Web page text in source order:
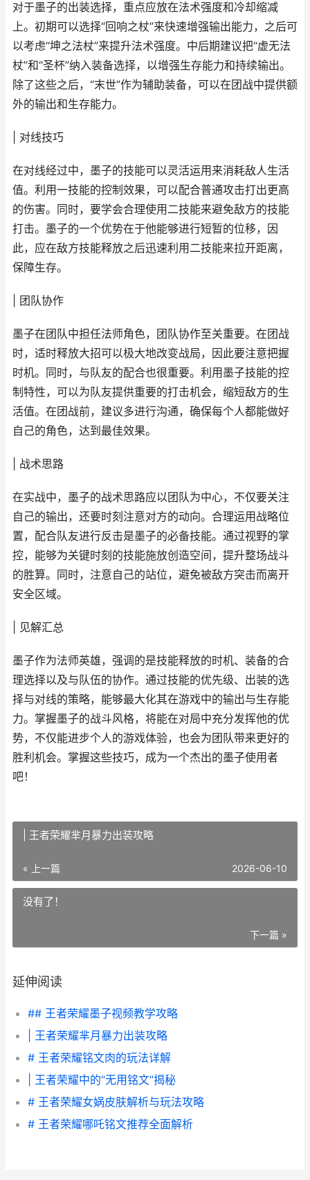
对于墨子的出装选择，重点应放在法术强度和冷却缩减
上。初期可以选择“回响之杖”来快速增强输出能力，之后可
以考虑“坤之法杖”来提升法术强度。中后期建议把“虚无法
杖”和“圣杯”纳入装备选择，以增强生存能力和持续输出。
除了这些之后，“末世”作为辅助装备，可以在团战中提供额
外的输出和生存能力。
| 对线技巧
在对线经过中，墨子的技能可以灵活运用来消耗敌人生活
值。利用一技能的控制效果，可以配合普通攻击打出更高
的伤害。同时，要学会合理使用二技能来避免敌方的技能
打击。墨子的一个优势在于他能够进行短暂的位移，因
此，应在敌方技能释放之后迅速利用二技能来拉开距离，
保障生存。
| 团队协作
墨子在团队中担任法师角色，团队协作至关重要。在团战
时，适时释放大招可以极大地改变战局，因此要注意把握
时机。同时，与队友的配合也很重要。利用墨子技能的控
制特性，可以为队友提供重要的打击机会，缩短敌方的生
活值。在团战前，建议多进行沟通，确保每个人都能做好
自己的角色，达到最佳效果。
| 战术思路
在实战中，墨子的战术思路应以团队为中心，不仅要关注
自己的输出，还要时刻注意对方的动向。合理运用战略位
置，配合队友进行反击是墨子的必备技能。通过视野的掌
控，能够为关键时刻的技能施放创造空间，提升整场战斗
的胜算。同时，注意自己的站位，避免被敌方突击而离开
安全区域。
| 见解汇总
墨子作为法师英雄，强调的是技能释放的时机、装备的合
理选择以及与队伍的协作。通过技能的优先级、出装的选
择与对线的策略，能够最大化其在游戏中的输出与生存能
力。掌握墨子的战斗风格，将能在对局中充分发挥他的优
势，不仅能进步个人的游戏体验，也会为团队带来更好的
胜利机会。掌握这些技巧，成为一个杰出的墨子使用者
吧！
| 王者荣耀芈月暴力出装攻略
« 上一篇 2026-06-10
没有了！
下一篇 »
延伸阅读
## 王者荣耀墨子视频教学攻略
| 王者荣耀芈月暴力出装攻略
# 王者荣耀铭文肉的玩法详解
| 王者荣耀中的“无用铭文”揭秘
# 王者荣耀女娲皮肤解析与玩法攻略
# 王者荣耀哪吒铭文推荐全面解析